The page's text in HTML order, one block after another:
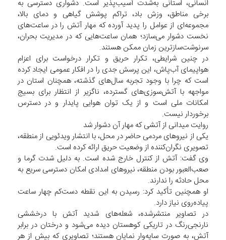
انسانی، استانی به‌شدت آسیب‌پذیر است. دشواری دسترسی به
برخی مناطق، وزش باد، تراکم پوشش گیاهی و دمای بالا،
مجموعه‌ای از عوامل را پدید آورده که مهار آتش را در ساعت‌های
نخست دشوار می‌سازد؛ همان ساعت‌هایی که در مدیریت بحران،
سرنوشت‌سازترین زمان ممکن هستند.
در چنین شرایطی، تکرار حریق و تکرار درخواست برای اعزام
هواپیمای آب‌پاش، این پرسش جدی را در افکار عمومی ایجاد کرده
است که چرا با وجود تجربه سال‌های گذشته، همچنان استان در
مواجهه با آتش‌سوزی‌های گسترده، ناگزیر از انتظار برای بسیج
امکانات ملی است و از یک توان هوایی پایدار و در دسترس
برخوردار نیست.
روایت میدانی از آتشی که مهار آن دشوار شد
یکی از نیروهای مردمی حاضر در محل، با انتشار ویدئویی از منطقه،
تصویری نگران‌کننده از وضعیت حریق ارائه کرده است.
وی گفت: آتش از کنترل خارج شده است. به دلیل شدت گرما و
صعب‌العبور بودن منطقه، نیروهای امدادی امکان دسترسی سریع به
محل حادثه را ندارند.
او همچنین تأکید کرد: رسیدن به این نقطه دست‌کم چهار ساعت
پیاده‌روی نیاز دارد.
در تصاویر منتشرشده، شعله‌های شدید آتش با درخششی
نارنجی‌رنگ در تاریکی کوهستان دیده می‌شود و درختان در برابر
آتش، به صورت سایه‌وار نمایان هستند؛ تصاویری که بیش از هر